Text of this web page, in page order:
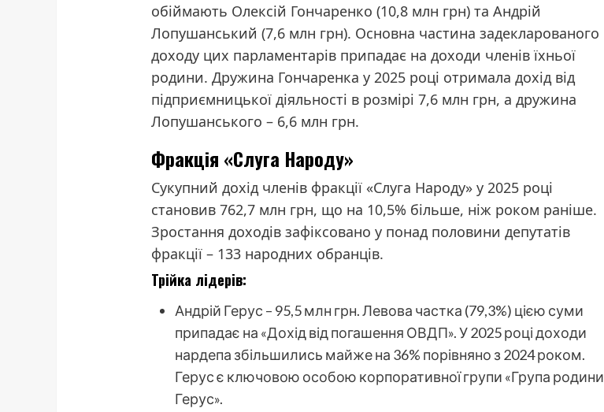
обіймають Олексій Гончаренко (10,8 млн грн) та Андрій
Лопушанський (7,6 млн грн). Основна частина задекларованого
доходу цих парламентарів припадає на доходи членів їхньої
родини. Дружина Гончаренка у 2025 році отримала дохід від
підприємницької діяльності в розмірі 7,6 млн грн, а дружина
Лопушанського – 6,6 млн грн.
Фракція «Слуга Народу»
Сукупний дохід членів фракції «Слуга Народу» у 2025 році
становив 762,7 млн грн, що на 10,5% більше, ніж роком раніше.
Зростання доходів зафіксовано у понад половини депутатів
фракції – 133 народних обранців.
Трійка лідерів:
Андрій Герус – 95,5 млн грн. Левова частка (79,3%) цією суми
припадає на «Дохід від погашення ОВДП». У 2025 році доходи
нардепа збільшились майже на 36% порівняно з 2024 роком.
Герус є ключовою особою корпоративної групи «Група родини
Герус».